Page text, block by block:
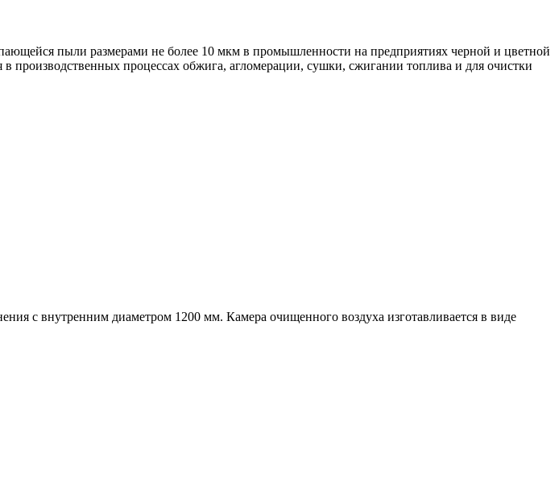
пыли размерами не более 10 мкм в промышленности на предприятиях черной и цветной
процессах обжига, агломерации, сушки, сжигании топлива и для очистки
с внутренним диаметром 1200 мм. Камера очищенного воздуха изготавливается в виде